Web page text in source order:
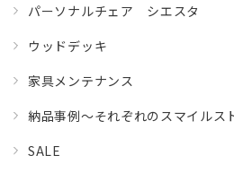
パーソナルチェア シエスタ
ウッドデッキ
家具メンテナンス
納品事例～それぞれのスマイルス
SALE